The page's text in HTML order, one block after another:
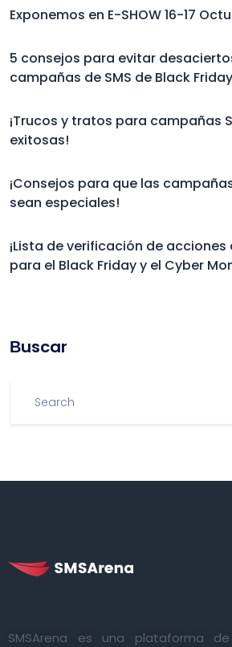
Exponemos en E-SHOW 16-17
5 consejos para evitar
campañas de SMS de Black Friday
¡Trucos y tratos para campañas
exitosas!
¡Consejos para que las
sean especiales!
¡Lista de verificación de
para el Black Friday y el Cyber
Βuscar
SMSArena es una plataforma de